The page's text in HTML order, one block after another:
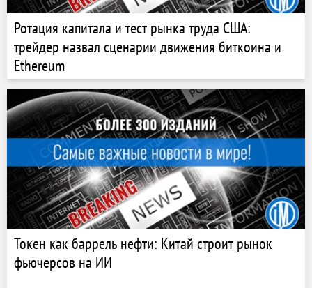
Ротация капитала и тест рынка труда США:
трейдер назвал сценарии движения биткоина и
Ethereum
Токен как баррель нефти: Китай строит рынок
фьючерсов на ИИ